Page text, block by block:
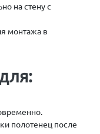
на стену с
монтажа в
полотенец после